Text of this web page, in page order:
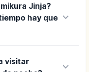
Jinja?
hay que keyboard_arrow_down
visitar
keyboard_arrow_down